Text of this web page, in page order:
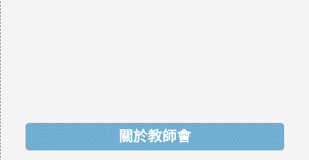
關於教師會